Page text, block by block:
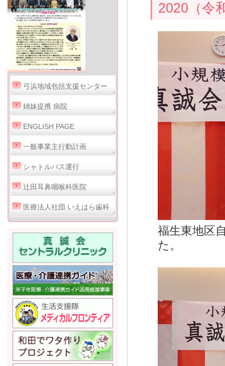
弓浜地域包括支援センター
姉妹提携 病院
ENGLISH PAGE
一般事業主行動計画
シャトルバス運行
辻田耳鼻咽喉科医院
医療法人社団 いえはら歯科
2020（令
福生東地区
た。